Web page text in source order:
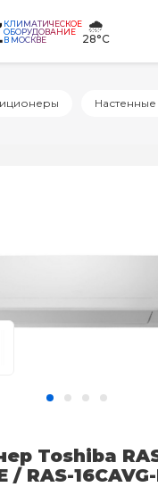
КЛИМАТИЧЕСКОЕ
ОБОРУДОВАНИЕ
В МОСКВЕ
🌧️
28°C
Toshiba
/ RAS-